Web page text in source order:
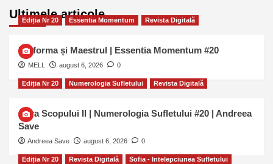
Ultimele articole …
Ediția Nr 20 Essentia Momentum Revista Digitală
Uniforma și Maestrul | Essentia Momentum #20
MELL august 6, 2026 0
Ediția Nr 20 Numerologia Sufletului Revista Digitală
Cifra Scopului II | Numerologia Sufletului #20 | Andreea
Save
Andreea Save august 6, 2026 0
Ediția Nr 20 Revista Digitală Sofia - Intelepciunea Sufletului